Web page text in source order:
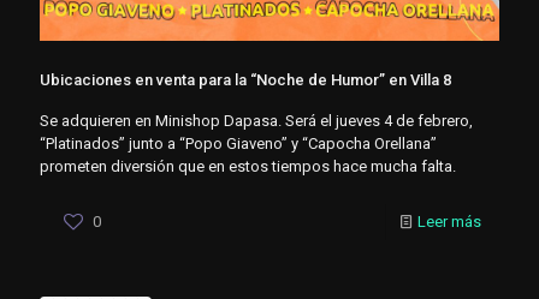
Ubicaciones en venta para la “Noche de Humor” en Villa 8
Se adquieren en Minishop Dapasa. Será el jueves 4 de febrero,
“Platinados” junto a “Popo Giaveno” y “Capocha Orellana”
prometen diversión que en estos tiempos hace mucha falta.
0 Leer más